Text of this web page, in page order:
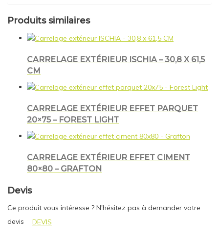
Produits similaires
CARRELAGE EXTÉRIEUR ISCHIA – 30,8 X 61,5
CM
CARRELAGE EXTÉRIEUR EFFET PARQUET
20×75 – FOREST LIGHT
CARRELAGE EXTÉRIEUR EFFET CIMENT
80×80 – GRAFTON
Devis
Ce produit vous intéresse ? N'hésitez pas à demander votre
devis
DEVIS